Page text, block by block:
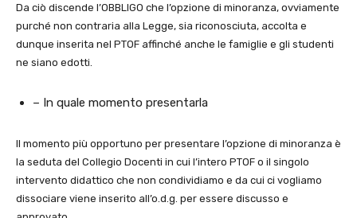
Da ciò discende l’OBBLIGO che l’opzione di minoranza, ovviamente
purché non contraria alla Legge, sia riconosciuta, accolta e
dunque inserita nel PTOF affinché anche le famiglie e gli studenti
ne siano edotti.
– In quale momento presentarla
Il momento più opportuno per presentare l’opzione di minoranza è
la seduta del Collegio Docenti in cui l’intero PTOF o il singolo
intervento didattico che non condividiamo e da cui ci vogliamo
dissociare viene inserito all’o.d.g. per essere discusso e